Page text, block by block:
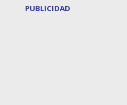
PUBLICIDAD